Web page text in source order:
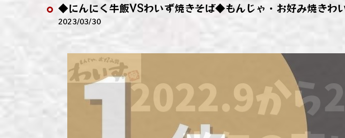
わいず桶川店
わいず松戸店
◆にんにく牛飯VSわいず焼きそば◆もんじゃ・お好み焼きわ
2023/03/30